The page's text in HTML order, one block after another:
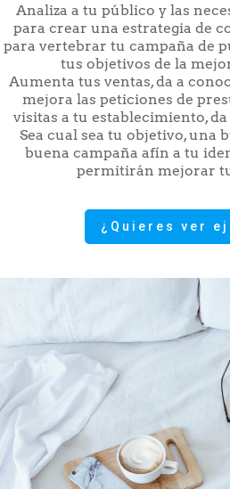
Analiza a tu público y las
para crear una estrategia de
para vertebrar tu campaña de
tus objetivos de la
Aumenta tus ventas, da a
mejora las peticiones de
visitas a tu establecimiento,
Sea cual sea tu objetivo, una
buena campaña afín a tu
permitirán mejorar
¿Quieres ver